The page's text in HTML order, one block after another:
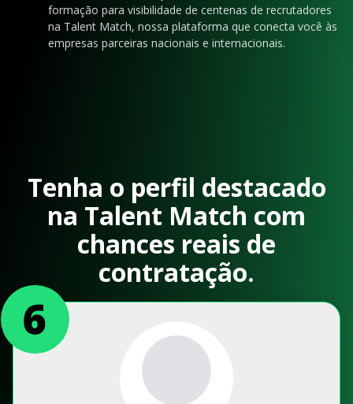
formação para visibilidade de centenas de recrutadores
na Talent Match, nossa plataforma que conecta você às
empresas parceiras nacionais e internacionais.
Tenha o perfil destacado
na Talent Match com
chances reais de
contratação.